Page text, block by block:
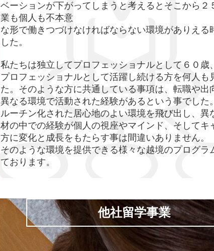
ベーションが下がってしまうと考えるとそこから２
業も個人も不本意
な形で働きつづけなければならない環境がありえる
した。
私たちは独立してプロフェッショナルとして６０歳
プロフェッショナルとして活躍し続ける方を何人も
た。そのような方に共通している事項は、転職や出
異なる環境で活動された経験があるという事でした。
ルーチン化された居心地のよい環境を飛び出し、異
材の中での経験が個人の視座やマインド、そしてキ
方に変化と成長をもたらす事は間違いありません。
そのような環境を提供できる様々な越境のプログラ
ております。
他社留学事業